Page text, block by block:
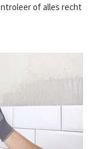
of alles recht